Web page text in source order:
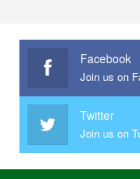
Facebook
Twitter
Join us on